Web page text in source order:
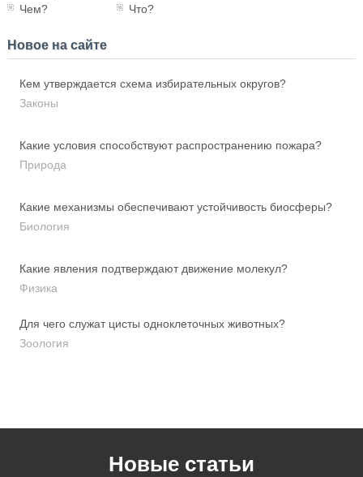
Чем?
Что?
Новое на сайте
Кем утверждается схема избирательных округов?
Законы
Какие условия способствуют распространению пожара?
Природа
Какие механизмы обеспечивают устойчивость биосферы?
Биология
Какие явления подтверждают движение молекул?
Физика
Для чего служат цисты одноклеточных животных?
Зоология
Новые статьи